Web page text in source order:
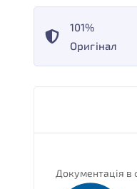
101%
Оригінал
Документація в